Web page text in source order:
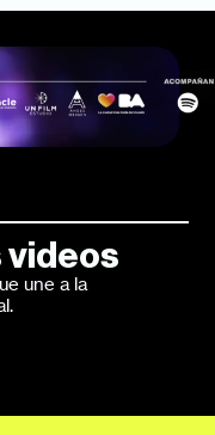
videos
une a la